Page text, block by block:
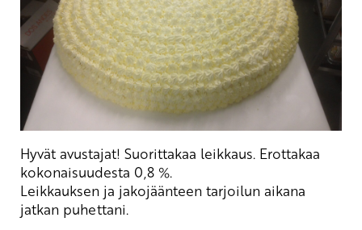
Hyvät avustajat! Suorittakaa leikkaus. Erottakaa
kokonaisuudesta 0,8 %.
Leikkauksen ja jakojäänteen tarjoilun aikana
jatkan puhettani.